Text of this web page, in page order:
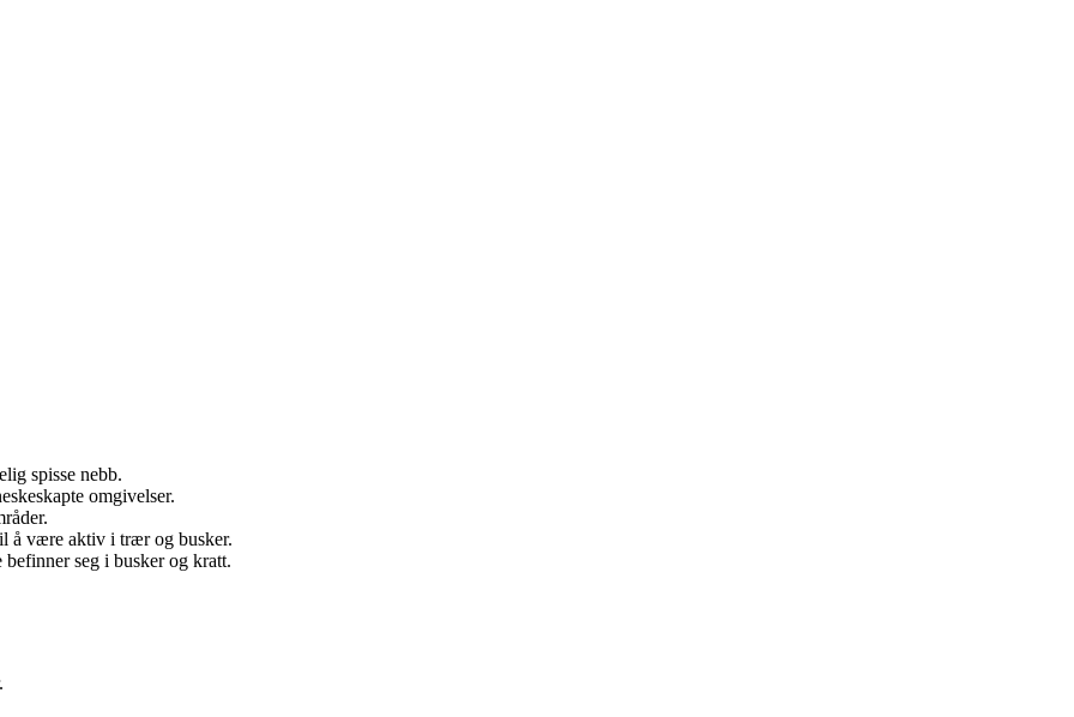
spisse nebb.
omgivelser.
å være aktiv i trær og busker.
seg i busker og kratt.